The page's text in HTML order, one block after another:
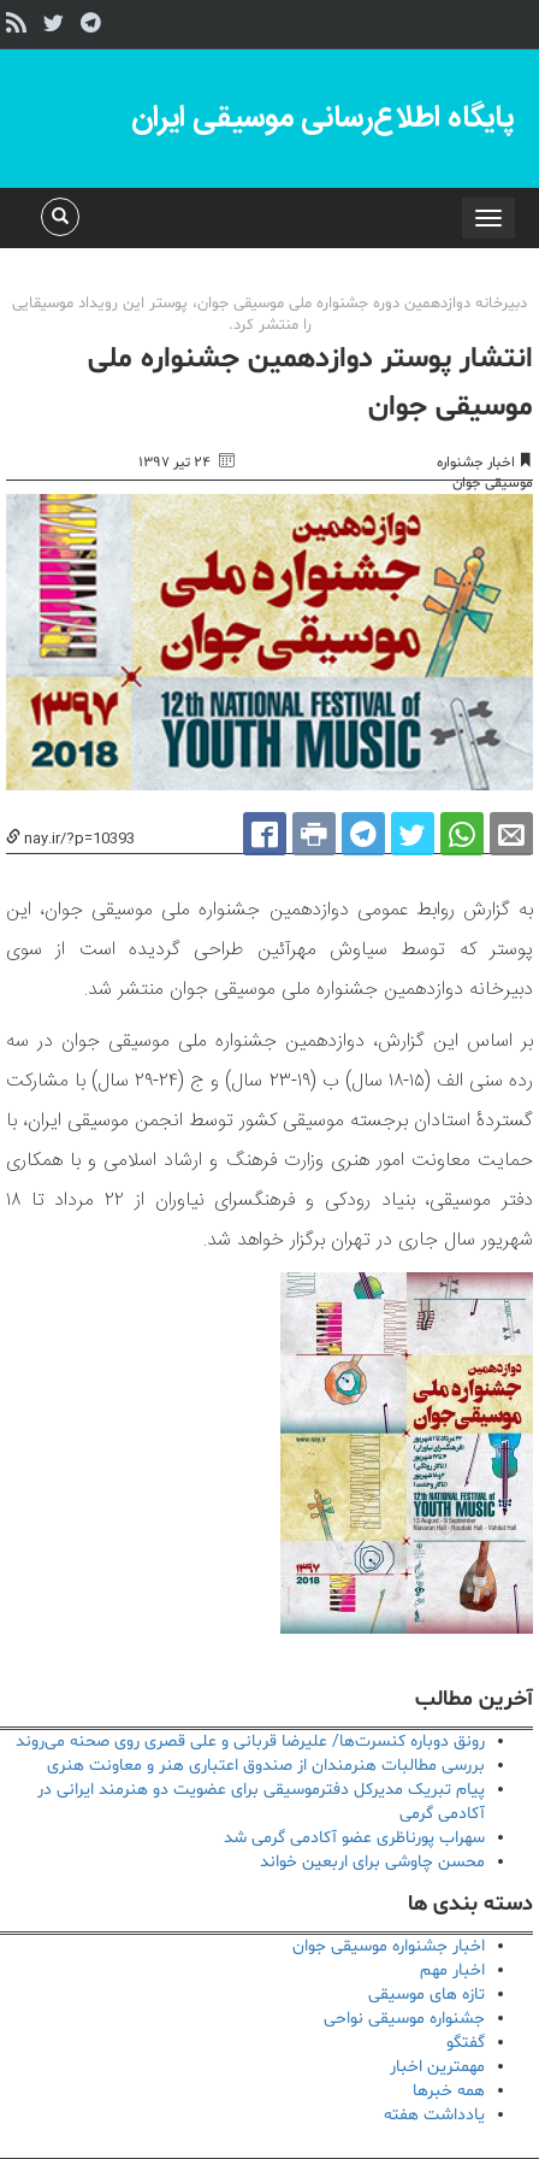
پایگاه اطلاع‌رسانی موسیقی ایران
Toggle
navigation
دبیرخانه دوازدهمین دوره جشنواره ملی موسیقی جوان، پوستر این رویداد موسیقایی
را منتشر کرد.
انتشار پوستر دوازدهمین جشنواره ملی
موسیقی جوان
اخبار جشنواره
موسیقی جوان
۲۴ تیر ۱۳۹۷
nay.ir/?p=10393
به گزارش روابط عمومی دوازدهمین جشنواره ملی موسیقی جوان، این
پوستر که توسط سیاوش مهرآئین طراحی گردیده است از سوی
دبیرخانه دوازدهمین جشنواره ملی موسیقی جوان منتشر شد.
بر اساس این گزارش، دوازدهمین جشنواره ملی موسیقی جوان در سه
رده سنی الف (۱۵-۱۸ سال) ب (۱۹-۲۳ سال) و ج (۲۴-۲۹ سال) با مشارکت
گستردۀ استادان برجسته موسیقی کشور توسط انجمن موسیقی ایران، با
حمایت معاونت امور هنری وزارت فرهنگ و ارشاد اسلامی و با همکاری
دفتر موسیقی، بنیاد رودکی و فرهنگسرای نیاوران از ۲۲ مرداد تا ۱۸
شهریور سال جاری در تهران برگزار خواهد شد.
آخرین مطالب
رونق دوباره کنسرت‌ها/ علیرضا قربانی و علی قصری روی صحنه می‌روند
بررسی مطالبات هنرمندان از صندوق اعتباری هنر و معاونت هنری
پیام تبریک مدیرکل دفترموسیقی برای عضویت دو هنرمند ایرانی در
آکادمی گرمی
سهراب پورناظری عضو آکادمی گرمی شد
محسن چاوشی برای اربعین خواند
دسته بندی ها
اخبار جشنواره موسیقی جوان
اخبار مهم
تازه های موسیقی
جشنواره موسیقی نواحی
گفتگو
مهمترین اخبار
همه خبرها
یادداشت هفته